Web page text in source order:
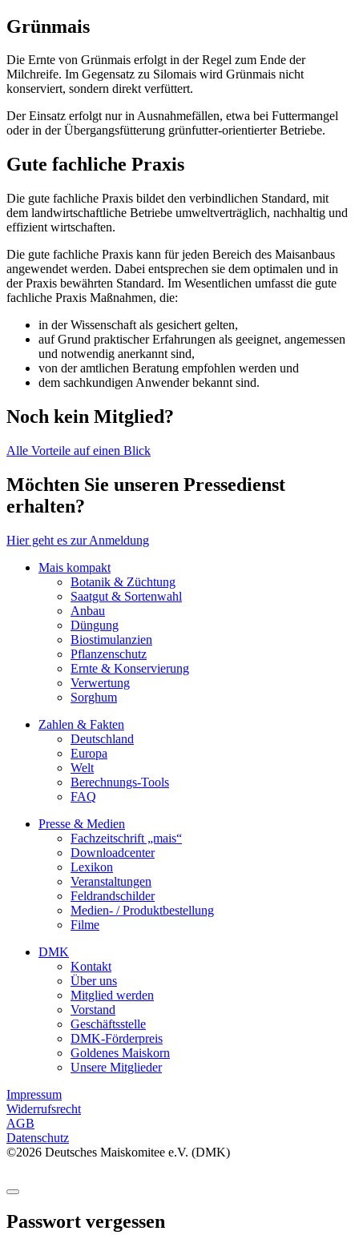
Grünmais
Die Ernte von Grünmais erfolgt in der Regel zum Ende der
Milchreife. Im Gegensatz zu Silomais wird Grünmais nicht
konserviert, sondern direkt verfüttert.
Der Einsatz erfolgt nur in Ausnahmefällen, etwa bei Futtermangel
oder in der Übergangsfütterung grünfutter-orientierter Betriebe.
Gute fachliche Praxis
Die gute fachliche Praxis bildet den verbindlichen Standard, mit
dem landwirtschaftliche Betriebe umweltverträglich, nachhaltig und
effizient wirtschaften.
Die gute fachliche Praxis kann für jeden Bereich des Maisanbaus
angewendet werden. Dabei entsprechen sie dem optimalen und in
der Praxis bewährten Standard. Im Wesentlichen umfasst die gute
fachliche Praxis Maßnahmen, die:
in der Wissenschaft als gesichert gelten,
auf Grund praktischer Erfahrungen als geeignet, angemessen
und notwendig anerkannt sind,
von der amtlichen Beratung empfohlen werden und
dem sachkundigen Anwender bekannt sind.
Noch kein Mitglied?
Alle Vorteile auf einen Blick
Möchten Sie unseren Pressedienst
erhalten?
Hier geht es zur Anmeldung
Mais kompakt
Botanik & Züchtung
Saatgut & Sortenwahl
Anbau
Düngung
Biostimulanzien
Pflanzenschutz
Ernte & Konservierung
Verwertung
Sorghum
Zahlen & Fakten
Deutschland
Europa
Welt
Berechnungs-Tools
FAQ
Presse & Medien
Fachzeitschrift „mais“
Downloadcenter
Lexikon
Veranstaltungen
Feldrandschilder
Medien- / Produktbestellung
Filme
DMK
Kontakt
Über uns
Mitglied werden
Vorstand
Geschäftsstelle
DMK-Förderpreis
Goldenes Maiskorn
Unsere Mitglieder
Impressum
Widerrufsrecht
AGB
Datenschutz
©2026 Deutsches Maiskomitee e.V. (DMK)
Passwort vergessen